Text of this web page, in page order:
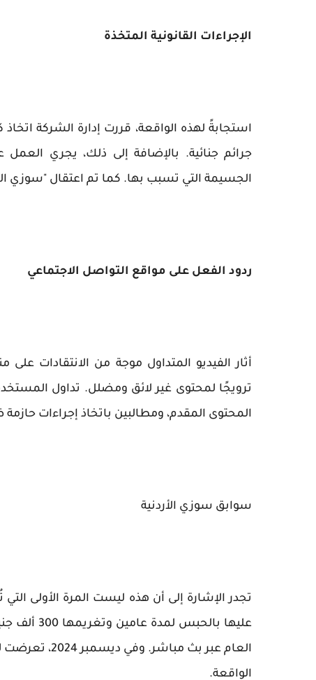
الإجراءات القانونية المتخذة
استجابةً لهذه الواقعة، قررت إدارة الشركة اتخاذ
جرائم جنائية. بالإضافة إلى ذلك، يجري
الجسيمة التي تسبب بها. كما تم اعتقال "سوزي
ردود الفعل على مواقع التواصل الاجتماعي
أثار الفيديو المتداول موجة من الانتقادات
ترويجًا لمحتوى غير لائق ومضلل. تداول
المحتوى المقدم، ومطالبين باتخاذ إجراءات
سوابق سوزي الأردنية
عليها
الواقعة.